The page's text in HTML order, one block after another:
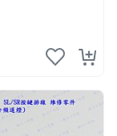
合輯 日文版 (日